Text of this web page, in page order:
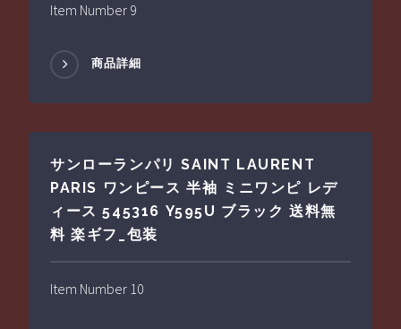
Item Number 9
商品詳細
サンローランパリ SAINT LAURENT
PARIS ワンピース 半袖 ミニワンピ レデ
ィース 545316 Y595U ブラック 送料無
料 楽ギフ_包装
Item Number 10